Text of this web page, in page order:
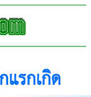
รกเกิด